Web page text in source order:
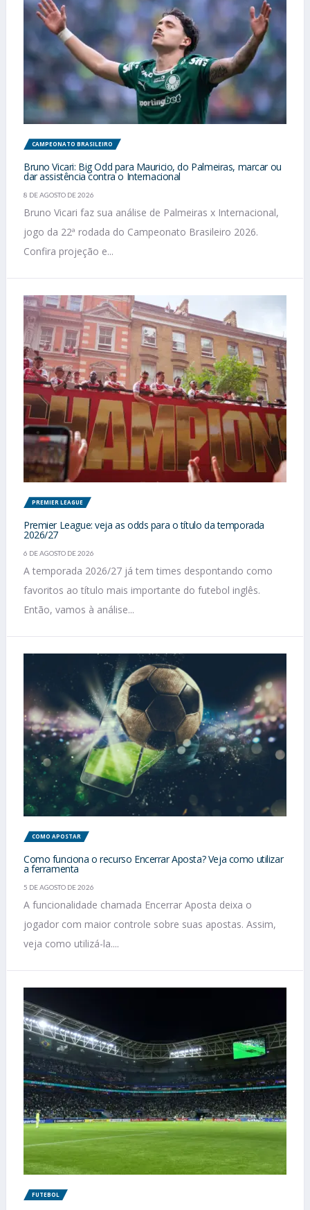
CAMPEONATO BRASILEIRO
Bruno Vicari: Big Odd para Mauricio, do Palmeiras, marcar ou
dar assistência contra o Internacional
8 DE AGOSTO DE 2026
Bruno Vicari faz sua análise de Palmeiras x Internacional,
jogo da 22ª rodada do Campeonato Brasileiro 2026.
Confira projeção e...
PREMIER LEAGUE
Premier League: veja as odds para o título da temporada
2026/27
6 DE AGOSTO DE 2026
A temporada 2026/27 já tem times despontando como
favoritos ao título mais importante do futebol inglês.
Então, vamos à análise...
COMO APOSTAR
Como funciona o recurso Encerrar Aposta? Veja como utilizar
a ferramenta
5 DE AGOSTO DE 2026
A funcionalidade chamada Encerrar Aposta deixa o
jogador com maior controle sobre suas apostas. Assim,
veja como utilizá-la....
FUTEBOL